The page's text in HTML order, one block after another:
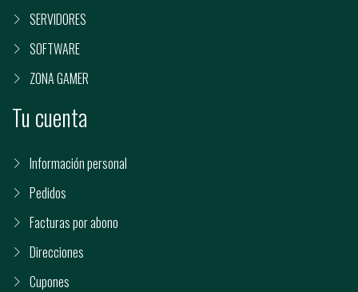
SERVIDORES
SOFTWARE
ZONA GAMER
Tu cuenta
Información personal
Pedidos
Facturas por abono
Direcciones
Cupones